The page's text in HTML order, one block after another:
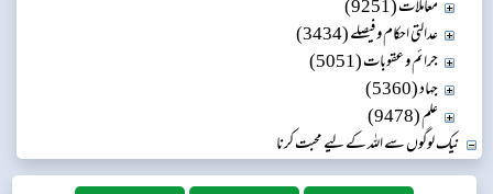
معاملات (9251)
عدالتی احکام و فیصلے (3434)
جرائم و عقوبات (5051)
جہاد (5360)
علم (9478)
نیک لوگوں سے اللہ کے لیے محبت کرنا